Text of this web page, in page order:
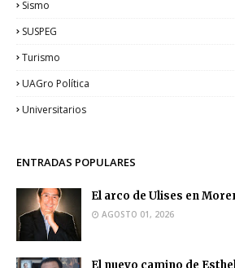
Sismo
SUSPEG
Turismo
UAGro Política
Universitarios
ENTRADAS POPULARES
El arco de Ulises en
AGOSTO 01, 2026
El nuevo camino de